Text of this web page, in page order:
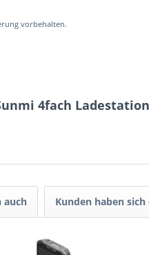
vorbehalten.
4fach Ladestation
auch Kunden haben